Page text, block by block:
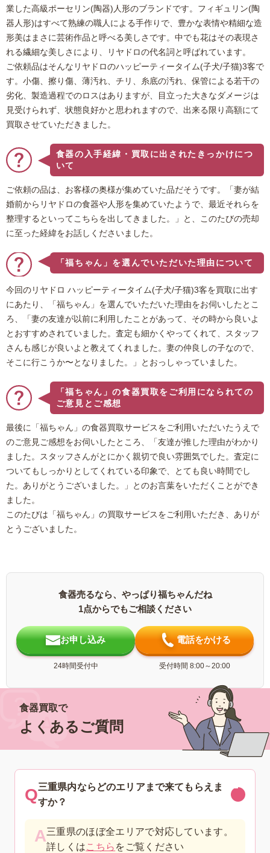
業した高級ポーセリン(陶器)人形のブランドです。フィギュリン(陶
器人形)はすべて熟練の職人による手作りで、豊かな表情や精細な造
形美はまさに芸術作品と呼べる美しさです。中でも花はその表現さ
れる繊細な美しさにより、リヤドロの代名詞と呼ばれています。
ご依頼品はそんなリヤドロのハッピーティータイム(子犬/子猫)3客で
す。小傷、擦り傷、薄汚れ、チリ、糸底の汚れ、保管による若干の
劣化、製造過程でのロスはありますが、目立った大きなダメージは
見受けられず、状態良好かと思われますので、出来る限り高額にて
買取させていただきました。
食器の入手経緯・買取に出されたきっかけにつ
いて
ご依頼の品は、お客様の奥様が集めていた品だそうです。「妻が結
婚前からリヤドロの食器や人形を集めていたようで、最近それらを
整理するといってこちらを出してきました。」と、このたびの売却
に至った経緯をお話しくださいました。
「福ちゃん」を選んでいただいた理由について
今回のリヤドロ ハッピーティータイム(子犬/子猫)3客を買取に出す
にあたり、「福ちゃん」を選んでいただいた理由をお伺いしたとこ
ろ、「妻の友達が以前に利用したことがあって、その時から良いよ
とおすすめされていました。査定も細かくやってくれて、スタッフ
さんも感じが良いよと教えてくれました。妻の仲良しの子なので、
そこに行こうか〜となりました。」とおっしゃっていました。
「福ちゃん」の食器買取をご利用になられての
ご意見とご感想
最後に「福ちゃん」の食器買取サービスをご利用いただいたうえで
のご意見ご感想をお伺いしたところ、「友達が推した理由がわかり
ました。スタッフさんがとにかく親切で良い雰囲気でした。査定に
ついてもしっかりとしてくれている印象で、とても良い時間でし
た。ありがとうございました。」とのお言葉をいただくことができ
ました。
このたびは「福ちゃん」の買取サービスをご利用いただき、ありが
とうございました。
食器売るなら、やっぱり福ちゃんだね
1点からでもご相談ください
お申し込み
24時間受付中
電話をかける
受付時間 8:00～20:00
食器買取で
よくあるご質問
三重県内ならどのエリアまで来てもらえま
すか？
三重県のほぼ全エリアで対応しています。
詳しくはこちら をご覧ください